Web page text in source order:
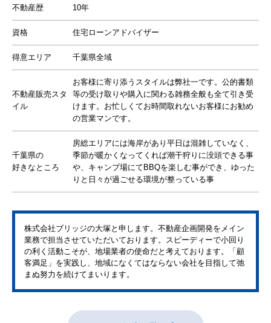
不動産歴 10年
資格 住宅ローンアドバイザー
得意エリア 千葉県全域
不動産販売スタ
イル
お客様に寄り添うスタイルは弊社一です。公的書類
等の受け取りや購入に関わる雑務全般も全て引き受
けます。お忙しくてお時間取れないお客様にお勧め
の営業マンです。
千葉県の
好きなところ
房総エリアには海岸があり平日は混雑していなく、
季節が暖かくなってくれば潮干狩りに没頭できる事
や、キャンプ場にてBBQを楽しむ事ができ、ゆった
りと日々が過ごせる環境が整っている事
株式会社ブリッジの大塚と申します。不動産企画開発をメイン
業務で担当させていただいております。スピーディーで小回り
の利く活動こそが、地場業者の使命だと考えております。「顧
客満足」を実践し、地域になくてはならない会社を目指して弛
まぬ努力を続けてまいります。